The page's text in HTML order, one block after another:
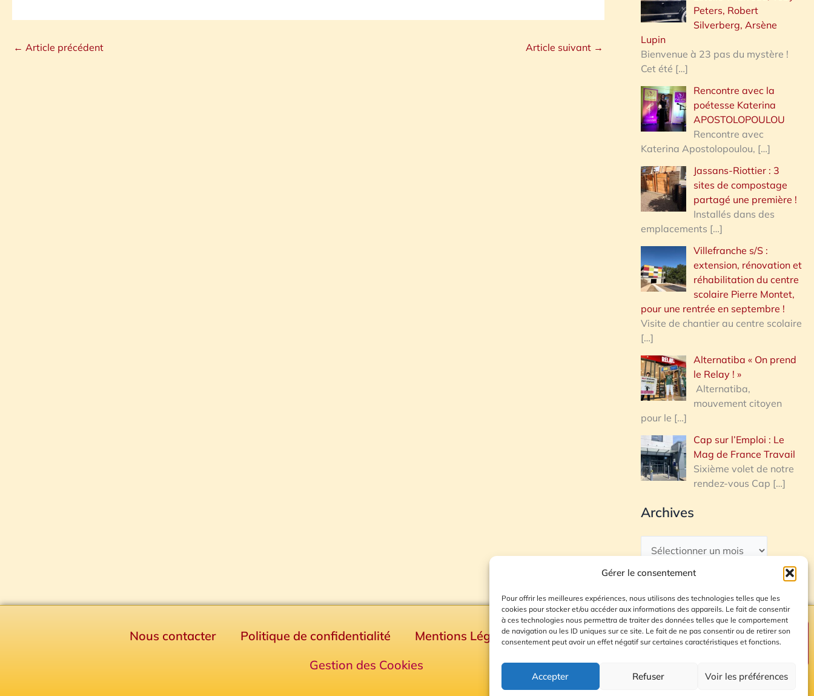
Gérer le consentement
Pour offrir les meilleures expériences, nous utilisons des technologies telles que les
cookies pour stocker et/ou accéder aux informations des appareils. Le fait de consentir
à ces technologies nous permettra de traiter des données telles que le comportement
de navigation ou les ID uniques sur ce site. Le fait de ne pas consentir ou de retirer son
consentement peut avoir un effet négatif sur certaines caractéristiques et fonctions.
Accepter Refuser Voir les préférences
← Article précédent Article suivant →
Peters, Robert
Silverberg, Arsène
Lupin
Bienvenue à 23 pas du mystère !
Cet été […]
Rencontre avec la
poétesse Katerina
APOSTOLOPOULOU
Rencontre avec
Katerina Apostolopoulou, […]
Jassans-Riottier : 3
sites de compostage
partagé une première !
Installés dans des
emplacements […]
Villefranche s/S :
extension, rénovation et
réhabilitation du centre
scolaire Pierre Montet,
pour une rentrée en septembre !
Visite de chantier au centre scolaire
[…]
Alternatiba « On prend
le Relay ! »
Alternatiba,
mouvement citoyen
pour le […]
Cap sur l’Emploi : Le
Mag de France Travail
Sixième volet de notre
rendez-vous Cap […]
Archives
Nous contacter Politique de confidentialité Mentions Légales
Plan du site
Gestion des Cookies